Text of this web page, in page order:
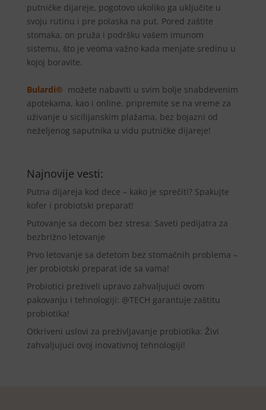
putničke dijareje, pogotovo ukoliko ga uključite u
svoju rutinu i pre polaska na put. Pored zaštite
stomaka, on pruža i podršku vašem imunom
sistemu, što je veoma važno kada menjate sredinu u
kojoj boravite.
Bulardi® možete nabaviti u svim bolje snabdevenim
apotekama, kao i online. pripremite se na vreme za
uživanje u sicilijanskim plažama, bez bojazni od
neželjenog saputnika u vidu putničke dijareje!
Najnovije vesti:
Putna dijareja kod dece – kako je sprečiti? Spakujte
kofer i probiotski preparat!
Putovanje sa decom bez stresa: Saveti pedijatra za
bezbrižno letovanje
Prvo letovanje sa detetom bez stomačnih problema –
jer probiotski preparat ide sa vama!
Probiotici preživeli upravo zahvaljujući ovom
pakovanju i tehnologiji: @TECH garantuje zaštitu
probiotika!
Otkriveni uslovi za preživljavanje probiotika: Živi
zahvaljujući ovoj inovativnoj tehnologiji!